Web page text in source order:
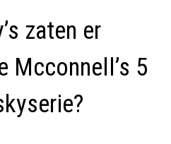
zaten er
Mcconnell’s 5